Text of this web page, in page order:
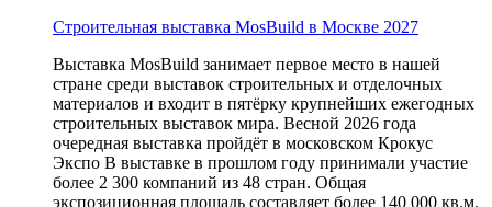
Строительная выставка MosBuild в Москве 2027
Выставка MosBuild занимает первое место в нашей
стране среди выставок строительных и отделочных
материалов и входит в пятёрку крупнейших ежегодных
строительных выставок мира. Весной 2026 года
очередная выставка пройдёт в московском Крокус
Экспо В выставке в прошлом году принимали участие
более 2 300 компаний из 48 стран. Общая
экспозиционная площадь составляет более 140 000 кв.м.